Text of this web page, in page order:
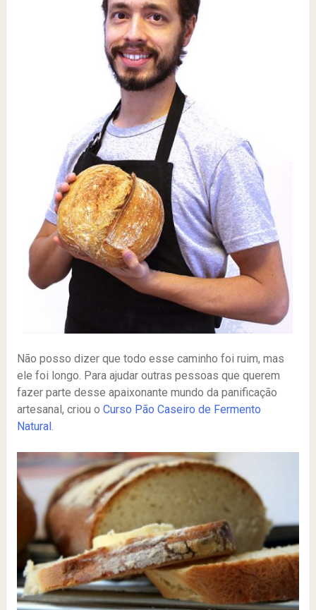
Não posso dizer que todo esse caminho foi ruim, mas
ele foi longo. Para ajudar outras pessoas que querem
fazer parte desse apaixonante mundo da panificação
artesanal, criou o Curso Pão Caseiro de Fermento
Natural.